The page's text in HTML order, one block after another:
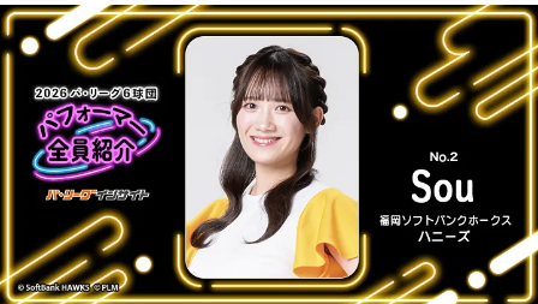
HOME
動画
日程・結果
順位表･成績
1軍公式戦
選手名鑑